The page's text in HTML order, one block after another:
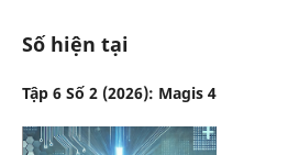
Số hiện tại
Tập 6 Số 2 (2026): Magis 4